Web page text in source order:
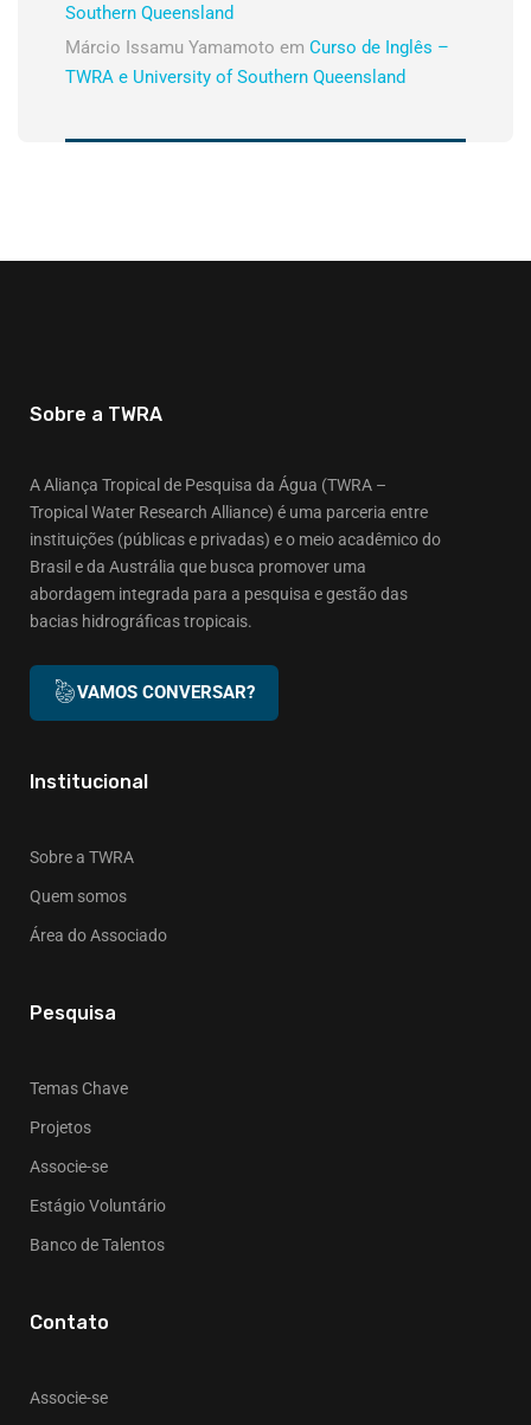
Southern Queensland
Márcio Issamu Yamamoto em Curso de Inglês –
TWRA e University of Southern Queensland
Sobre a TWRA
A Aliança Tropical de Pesquisa da Água (TWRA –
Tropical Water Research Alliance) é uma parceria entre
instituições (públicas e privadas) e o meio acadêmico do
Brasil e da Austrália que busca promover uma
abordagem integrada para a pesquisa e gestão das
bacias hidrográficas tropicais.
VAMOS CONVERSAR?
Institucional
Sobre a TWRA
Quem somos
Área do Associado
Pesquisa
Temas Chave
Projetos
Associe-se
Estágio Voluntário
Banco de Talentos
Contato
Associe-se